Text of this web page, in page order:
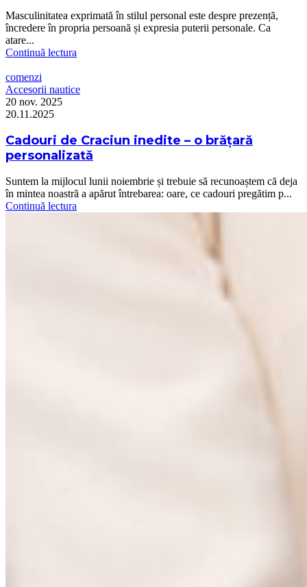
Masculinitatea exprimată în stilul personal este despre prezență,
încredere în propria persoană și expresia puterii personale. Ca
atare...
Continuă lectura
comenzi
Accesorii nautice
20 nov. 2025
20.11.2025
Cadouri de Craciun inedite – o brățară
personalizată
Suntem la mijlocul lunii noiembrie și trebuie să recunoaștem că deja
în mintea noastră a apărut întrebarea: oare, ce cadouri pregătim p...
Continuă lectura